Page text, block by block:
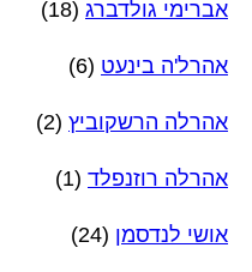
אברימי גולדברג (18)
אהרל'ה בינעט (6)
אהרלה הרשקוביץ (2)
אהרלה רוזנפלד (1)
אושי לנדסמן (24)